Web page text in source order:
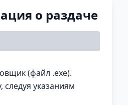
о раздаче
(файл .exe).
следуя указаниям